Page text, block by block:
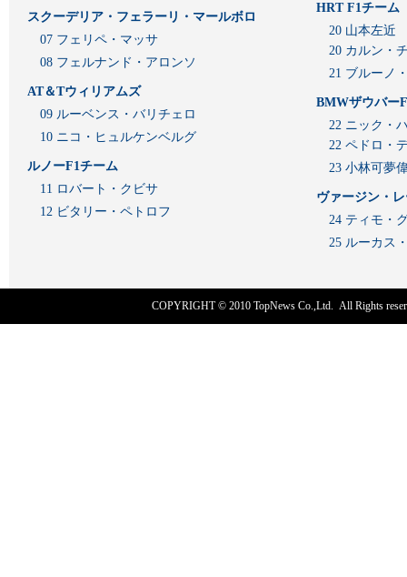
スクーデリア・フェラーリ・マールボロ
07 フェリペ・マッサ
08 フェルナンド・アロンソ
AT＆Tウィリアムズ
09 ルーベンス・バリチェロ
10 ニコ・ヒュルケンベルグ
ルノーF1チーム
11 ロバート・クビサ
12 ビタリー・ペトロフ
HRT F1チーム
20 山本左近
20 カルン・
21 ブルーノ
BMWザウバー
22 ニック・
22 ペドロ・
23 小林可夢
ヴァージン・
24 ティモ・
25 ルーカス
COPYRIGHT © 2010 TopNews Co.,Ltd. All Rights